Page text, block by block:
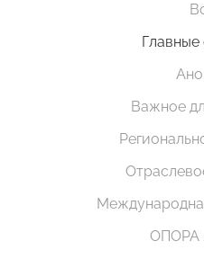
Важное
ОПОРА